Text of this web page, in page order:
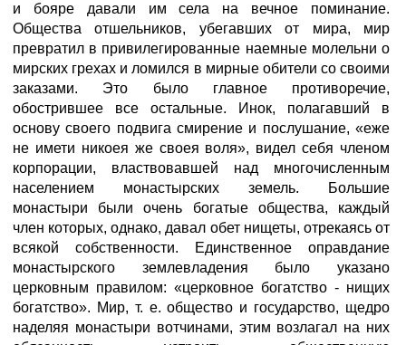
и бояре давали им села на вечное поминание.
Общества отшельников, убегавших от мира, мир
превратил в привилегированные наемные молельни о
мирских грехах и ломился в мирные обители со своими
заказами. Это было главное противоречие,
обострившее все остальные. Инок, полагавший в
основу своего подвига смирение и послушание, «еже
не имети никоея же своея воля», видел себя членом
корпорации, властвовавшей над многочисленным
населением монастырских земель. Большие
монастыри были очень богатые общества, каждый
член которых, однако, давал обет нищеты, отрекаясь от
всякой собственности. Единственное оправдание
монастырского землевладения было указано
церковным правилом: «церковное богатство - нищих
богатство». Мир, т. е. общество и государство, щедро
наделяя монастыри вотчинами, этим возлагал на них